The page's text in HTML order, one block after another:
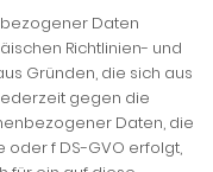
Daten
Richtlinien- und
Gründen, die sich aus
gegen die
Daten, die
oder f DS-GVO erfolgt,